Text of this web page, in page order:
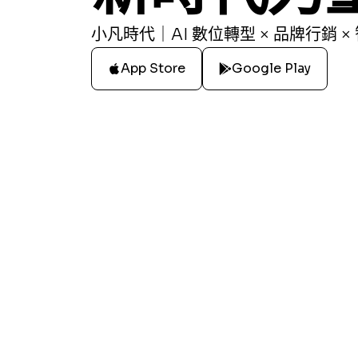
小凡時代｜AI 數位轉型 × 品牌行銷 ×
App Store Google Play